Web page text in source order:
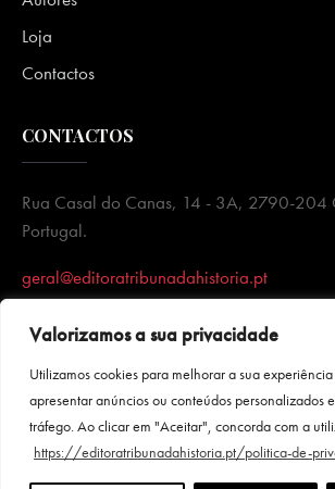
Valorizamos a sua privacidade
Utilizamos cookies para melhorar a sua
apresentar anúncios ou conteúdos personalizados
tráfego. Ao clicar em "Aceitar", concorda com a
https://editoratribunadahistoria.pt/politica-de-
Loja
Contactos
CONTACTOS
Rua Casal do Canas, 14 - 3A, 2790-204
Portugal.
geral@editoratribunadahistoria.pt